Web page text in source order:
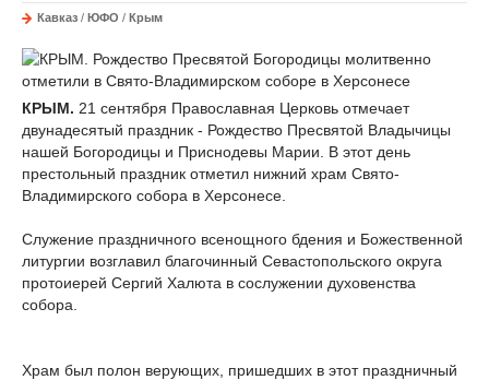
Кавказ / ЮФО / Крым
КРЫМ. 21 сентября Православная Церковь отмечает
двунадесятый праздник - Рождество Пресвятой Владычицы
нашей Богородицы и Приснодевы Марии. В этот день
престольный праздник отметил нижний храм Свято-
Владимирского собора в Херсонесе.
Служение праздничного всенощного бдения и Божественной
литургии возглавил благочинный Севастопольского округа
протоиерей Сергий Халюта в сослужении духовенства
собора.
Храм был полон верующих, пришедших в этот праздничный